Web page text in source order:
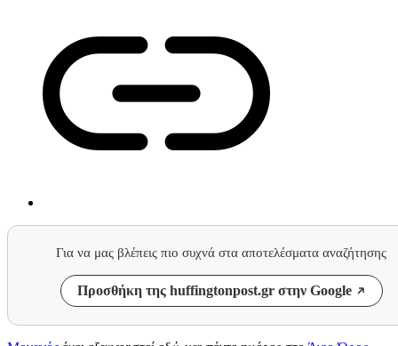
Για να μας βλέπεις πιο συχνά στα αποτελέσματα αναζήτησης
Προσθήκη της huffingtonpost.gr στην Google